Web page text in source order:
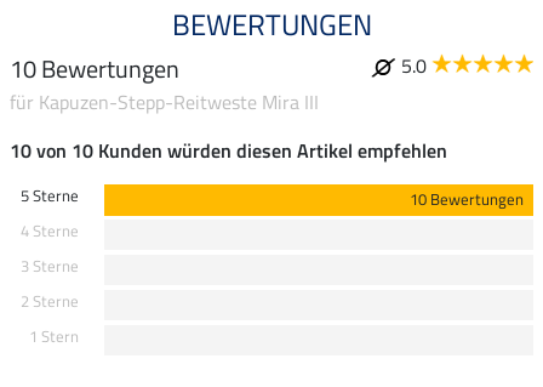
BEWERTUNGEN
10 Bewertungen
5.0
für Kapuzen-Stepp-Reitweste Mira III
10 von 10 Kunden würden diesen Artikel empfehlen
5 Sterne
10 Bewertungen
4 Sterne
3 Sterne
2 Sterne
1 Stern